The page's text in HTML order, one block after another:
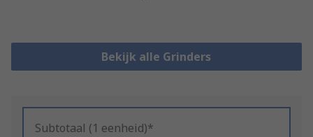
Bekijk alle Grinders
Subtotaal (1 eenheid)*